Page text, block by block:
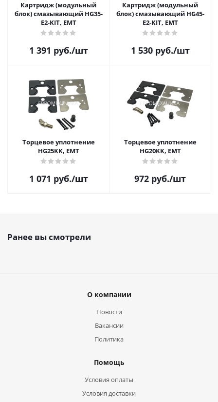
Картридж (модульный
блок) смазывающий HG35-
E2-KIT, EMT
1 391 руб./шт
Картридж (модульный
блок) смазывающий HG45-
E2-KIT, EMT
1 530руб./шт
Торцевое уплотнение
HG25KK, EMT
1 071 руб./шт
Торцевое уплотнение
HG20KK, EMT
972 руб./шт
Ранее вы смотрели
О компании
Новости
Вакансии
Политика
Помощь
Условия оплаты
Условия доставки